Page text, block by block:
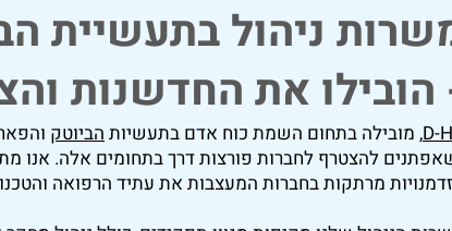
ניהול בתעשיית
הובילו את החדשנות
D-, מובילה בתחום השמת כוח אדם בתעשיותהביוטק
להצטרף לחברות פורצות דרך בתחומים אלה. אנו
מרתקות בחברות המעצבות את עתיד הרפואה